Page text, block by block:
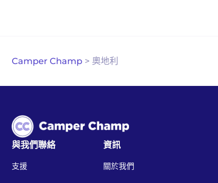
Camper Champ > 奧地利
與我們聯絡
支援
資訊
關於我們